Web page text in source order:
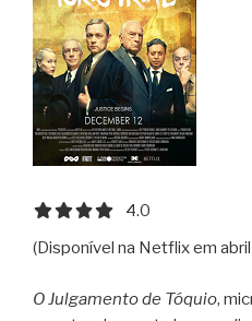
4.0 out of 5.0 stars
4.0
(Disponível na Netflix em
O Julgamento de Tóquio,